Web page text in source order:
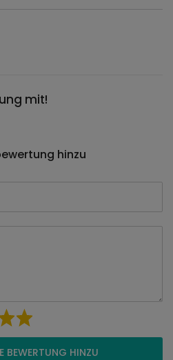
mit!
hinzu
BEWERTUNG HINZU